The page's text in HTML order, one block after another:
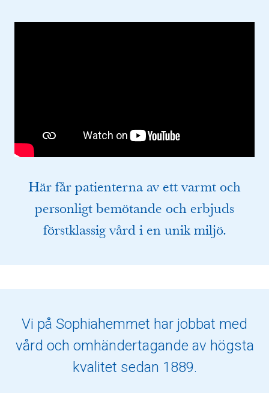
Här får patienterna av ett varmt och
personligt bemötande och erbjuds
förstklassig vård i en unik miljö.
Vi på Sophiahemmet har jobbat med
vård och omhändertagande av högsta
kvalitet sedan 1889.